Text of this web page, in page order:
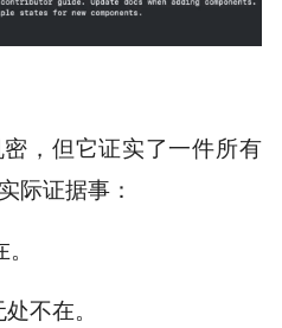
，但它证实了一件所有
际证据事：
不在。